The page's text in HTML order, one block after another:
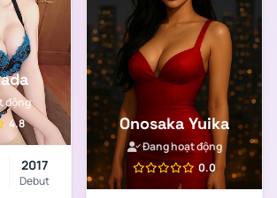
động
4.8
2017
Debut
Onosaka Yuika
Đang hoạt động
0.0